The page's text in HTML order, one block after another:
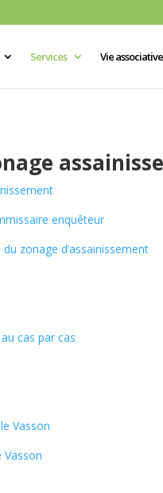
Services Vie associative
enquêteur
zonage d’assainissement
cas par cas
Vasson
Vasson